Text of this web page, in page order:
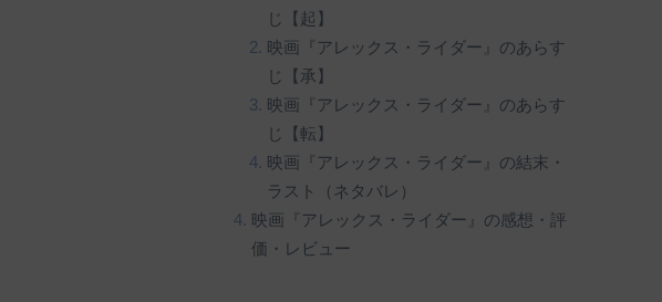
じ【起】
映画『アレックス・ライダー』のあらす
じ【承】
映画『アレックス・ライダー』のあらす
じ【転】
映画『アレックス・ライダー』の結末・
ラスト（ネタバレ）
映画『アレックス・ライダー』の感想・評
価・レビュー